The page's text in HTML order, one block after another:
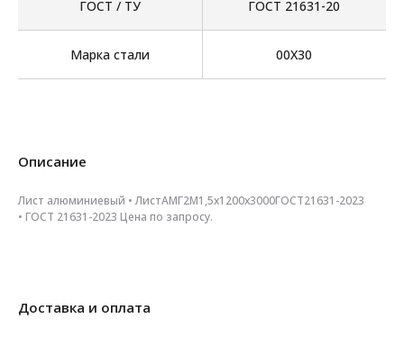
ГОСТ / ТУ ГОСТ 21631-20
Марка стали 00Х30
Описание
Лист алюминиевый • ЛистАМГ2М1,5х1200х3000ГОСТ21631-2023
• ГОСТ 21631-2023 Цена по запросу.
Доставка и оплата